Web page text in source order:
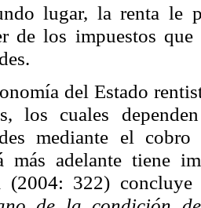
lugar, la renta le
de los impuestos
del Estado
los cuales
mediante el
más adelante tiene
(2004: 322)